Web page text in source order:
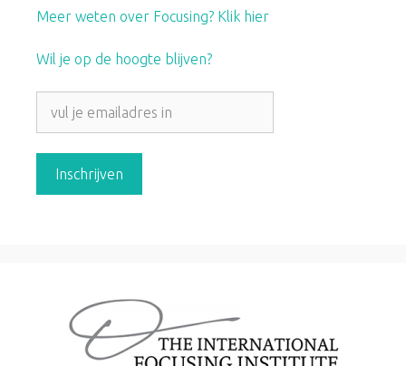
Meer weten over Focusing? Klik hier
Wil je op de hoogte blijven?